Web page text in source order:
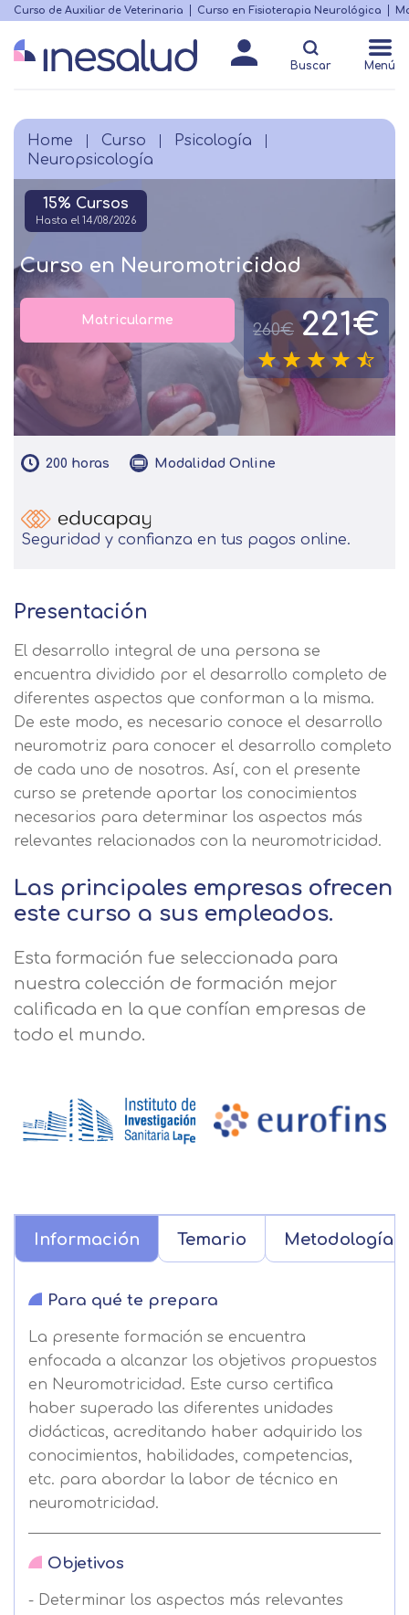
Skip
main
content
Menú
destacado
Curso de Auxiliar de Veterinaria Curso en Fisioterapia Neurológica
Buscar Menú
Breadcrumb
Home Curso
Psicología
Neuropsicología
15% Cursos
Hasta el 14/08/2026
Curso en Neuromotricidad
260€ 221€
Matricularme
200 horas Modalidad Online
Seguridad y confianza en tus pagos online.
Presentación
El desarrollo integral de una persona se
encuentra dividido por el desarrollo completo de
diferentes aspectos que conforman a la misma.
De este modo, es necesario conoce el desarrollo
neuromotriz para conocer el desarrollo completo
de cada uno de nosotros. Así, con el presente
curso se pretende aportar los conocimientos
necesarios para determinar los aspectos más
relevantes relacionados con la neuromotricidad.
Las principales empresas ofrecen
este curso a sus empleados.
Esta formación fue seleccionada para
nuestra colección de formación mejor
calificada en la que confían empresas de
todo el mundo.
Información Temario Metodología
Para qué te prepara
La presente formación se encuentra
enfocada a alcanzar los objetivos propuestos
en Neuromotricidad. Este curso certifica
haber superado las diferentes unidades
didácticas, acreditando haber adquirido los
conocimientos, habilidades, competencias,
etc. para abordar la labor de técnico en
neuromotricidad.
Objetivos
- Determinar los aspectos más relevantes
Matricularme